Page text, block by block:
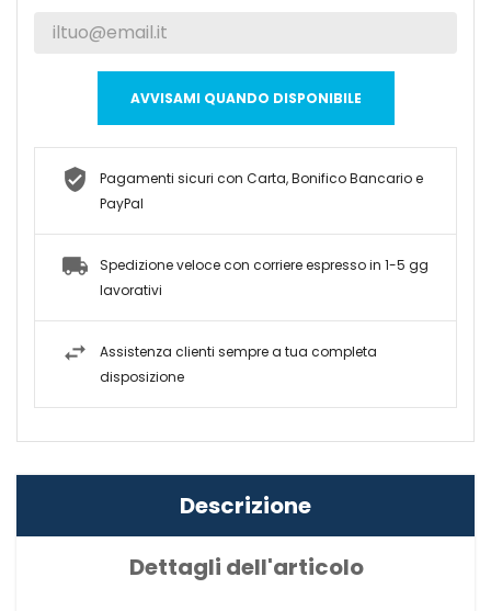
AVVISAMI QUANDO DISPONIBILE
Pagamenti sicuri con Carta, Bonifico Bancario e
PayPal
Spedizione veloce con corriere espresso in 1-5 gg
lavorativi
Assistenza clienti sempre a tua completa
disposizione
Descrizione
Dettagli dell'articolo